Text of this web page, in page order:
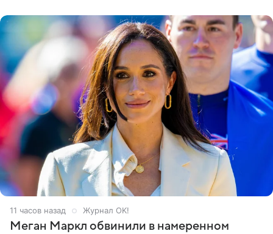
11 часов назад Журнал OK!
Меган Маркл обвинили в намеренном